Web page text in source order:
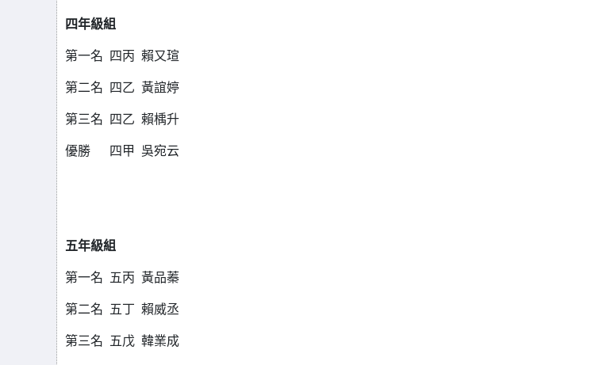
四年級組
第一名 四丙 賴又瑄
第二名 四乙 黃誼婷
第三名 四乙 賴楀升
優勝 四甲 吳宛云
五年級組
第一名 五丙 黃品蓁
第二名 五丁 賴威丞
第三名 五戊 韓業成